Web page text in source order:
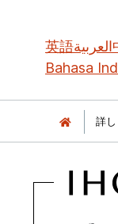
英語العربية
Bahasa
詳